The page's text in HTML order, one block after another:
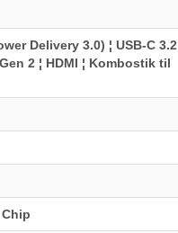
Delivery 3.0) ¦ USB-C 3.2
2 ¦ HDMI ¦ Kombostik til